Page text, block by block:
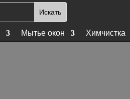
Мытье окон Химчистка